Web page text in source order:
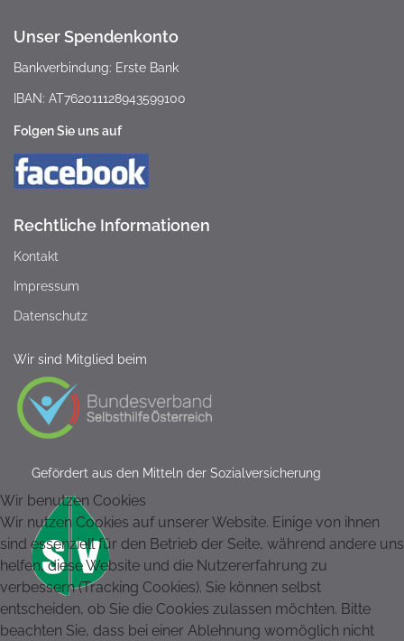
Unser Spendenkonto
Bankverbindung: Erste Bank
IBAN: AT762011128943599100
Folgen Sie uns auf
Rechtliche Informationen
Kontakt
Impressum
Datenschutz
Wir sind Mitglied beim
Gefördert aus den Mitteln der Sozialversicherung
Wir benutzen Cookies
Wir nutzen Cookies auf unserer Website. Einige von ihnen
sind essenziell für den Betrieb der Seite, während andere uns
helfen, diese Website und die Nutzererfahrung zu
verbessern (Tracking Cookies). Sie können selbst
entscheiden, ob Sie die Cookies zulassen möchten. Bitte
beachten Sie, dass bei einer Ablehnung womöglich nicht